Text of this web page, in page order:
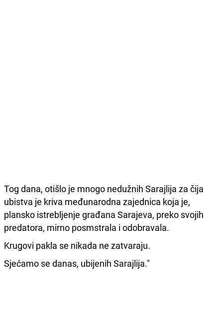
Tog dana, otišlo je mnogo nedužnih Sarajlija za čija
ubistva je kriva međunarodna zajednica koja je,
plansko istrebljenje građana Sarajeva, preko svojih
predatora, mirno posmstrala i odobravala.
Krugovi pakla se nikada ne zatvaraju.
Sjećamo se danas, ubijenih Sarajlija."